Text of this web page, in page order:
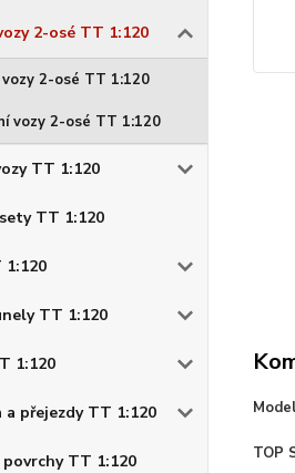
2-osé TT 1:120
vozy 2-osé TT 1:120
vozy 2-osé TT 1:120
TT 1:120
TT 1:120
1:120
TT 1:120
1:120
a přejezdy TT 1:120
TT 1:120 TOP